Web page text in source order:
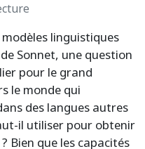
linguistiques
Sonnet, une question
pour le grand
le monde qui
des langues autres
il utiliser pour obtenir
Bien que les capacités